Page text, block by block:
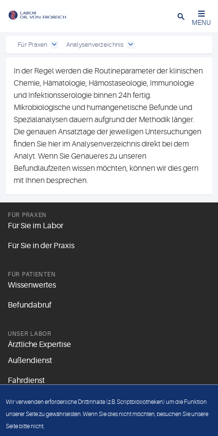
Close
MENU
Für Praxen Analysenverzeichnis
In der Regel werden die Routineparameter der klinischen
Chemie, Hämatologie, Hämostaseologie, Immunologie
und Infektionsserologie binnen 24h fertig.
Mikrobiologische und humangenetische Befunde und
Spezialanalysen dauern aufgrund der Methodik länger.
Die genauen Ansatztage der jeweiligen Untersuchungen
finden Sie hier im Analysenverzeichnis direkt bei dem
Analyt. Wenn Sie Genaueres zu unseren
Befundlaufzeiten wissen möchten, können wir dies gern
mit Ihnen besprechen.
FÜR PRAXEN
Für Sie im Labor
Für Sie in der Praxis
FÜR PATIENTEN
Wissenwertes
Befundabruf
UNSER LABOR
Ärztliche Expertise
Außendienst
Fahrdienst
Unsere Grundsätze
Wir verwenden erforderliche Drittinhalte (z.B. Scriptbibliotheken) um die Funktion
unserer Seite zu gewährleisten. Wenn Sie dies nicht möchten, besuchen Sie unsere
Seite bitte nicht.